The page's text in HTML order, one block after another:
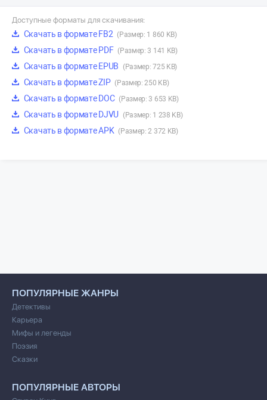
Доступные форматы для скачивания:
Скачать в формате FB2 (Размер: 1 860 KB)
Скачать в формате PDF (Размер: 3 141 KB)
Скачать в формате EPUB (Размер: 725 KB)
Скачать в формате ZIP (Размер: 250 KB)
Скачать в формате DOC (Размер: 3 653 KB)
Скачать в формате DJVU (Размер: 1 238 KB)
Скачать в формате APK (Размер: 2 372 KB)
ПОПУЛЯРНЫЕ ЖАНРЫ
Детективы
Карьера
Мифы и легенды
Поэзия
Сказки
ПОПУЛЯРНЫЕ АВТОРЫ